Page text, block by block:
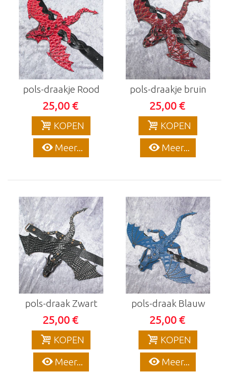
pols-draakje Rood
25,00 €
KOPEN
Meer...
pols-draakje bruin
25,00 €
KOPEN
Meer...
pols-draak Zwart
25,00 €
KOPEN
Meer...
pols-draak Blauw
25,00 €
KOPEN
Meer...